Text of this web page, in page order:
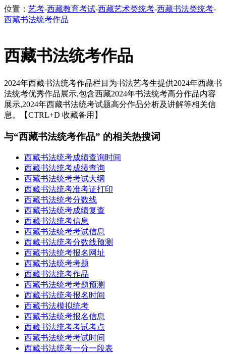
位置： 艺考-西藏教育考试-西藏艺术类统考-西藏书法类统考-
西藏书法统考作品
西藏书法统考作品
2024年西藏书法统考作品栏目为书法艺考生提供2024年西藏书
法统考优秀作品展示,包含西藏2024年书法统考高分作品内容
展示,2024年西藏书法统考试题高分作品分析及讲解等相关信
息。【CTRL+D 收藏备用】
与“西藏书法统考作品” 的相关热搜词
西藏书法统考成绩查询时间
西藏书法统考成绩查询
西藏书法统考考试大纲
西藏书法统考准考证打印
西藏书法统考分数线
西藏书法统考成绩复查
西藏书法统考信息
西藏书法统考考试信息
西藏书法统考分数线预测
西藏书法统考报名网址
西藏书法统考考题
西藏书法统考作品
西藏书法统考考题预测
西藏书法统考报名时间
西藏书法模拟统考
西藏书法统考报名信息
西藏书法统考考试考点
西藏书法统考考试时间
西藏书法统考一分一段表